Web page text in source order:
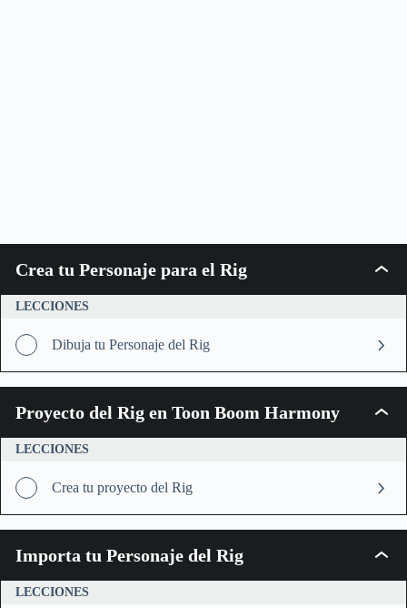
Crea tu Personaje para el Rig
Crea
Rig
LECCIONES
Dibuja tu Personaje del Rig
Proyecto del Rig en Toon Boom Harmony
Toon
Boom
LECCIONES
Crea tu proyecto del Rig
Importa tu Personaje del Rig
LECCIONES